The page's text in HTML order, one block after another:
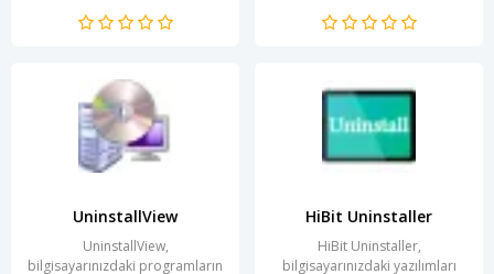
yönetilmesine...
UninstallView
UninstallView,
bilgisayarınızdaki programların
HiBit Uninstaller
HiBit Uninstaller,
bilgisayarınızdaki yazılımları